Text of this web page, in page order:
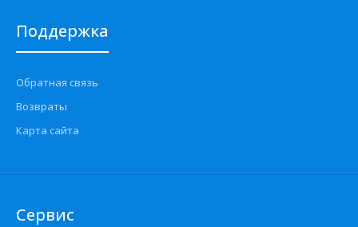
Поддержка
Обратная связь
Возвраты
Карта сайта
Сервис